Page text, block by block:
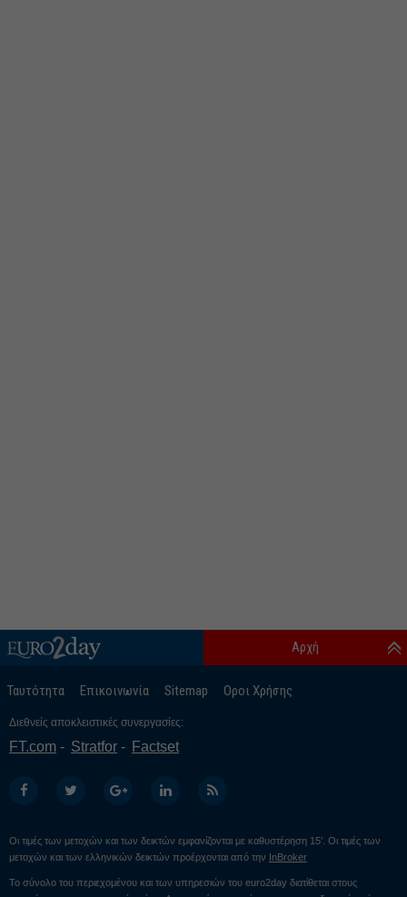
Ταυτότητα Επικοινωνία Sitemap Οροι Χρήσης
Αρχή
Διεθνείς αποκλειστικές συνεργασίες:
FT.com Stratfor Factset
Οι τιμές των μετοχών και των δεικτών εμφανίζονται με καθυστέρηση 15’. Οι τιμές των
μετοχών και των ελληνικών δεικτών προέρχονται από την InBroker
Το σύνολο του περιεχομένου και των υπηρεσιών του euro2day διατίθεται στους